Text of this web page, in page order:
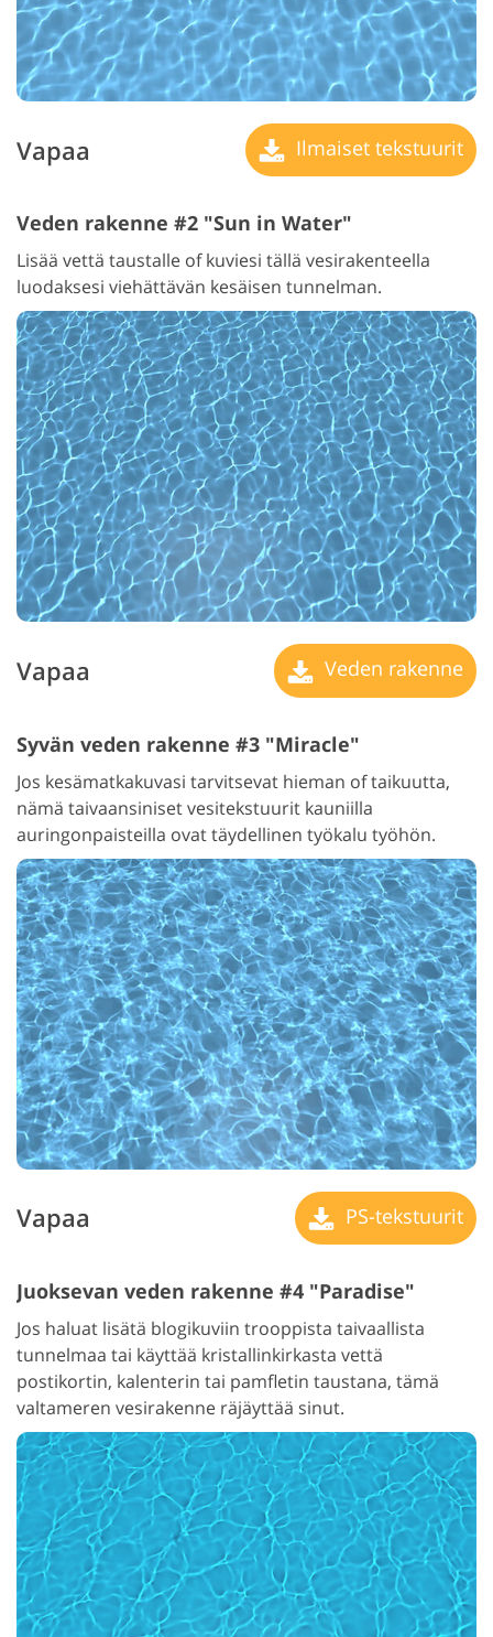
Vapaa Ilmaiset tekstuurit
Veden rakenne #2 "Sun in Water"
Lisää vettä taustalle of kuviesi tällä vesirakenteella
luodaksesi viehättävän kesäisen tunnelman.
Vapaa Veden rakenne
Syvän veden rakenne #3 "Miracle"
Jos kesämatkakuvasi tarvitsevat hieman of taikuutta,
nämä taivaansiniset vesitekstuurit kauniilla
auringonpaisteilla ovat täydellinen työkalu työhön.
Vapaa PS-tekstuurit
Juoksevan veden rakenne #4 "Paradise"
Jos haluat lisätä blogikuviin trooppista taivaallista
tunnelmaa tai käyttää kristallinkirkasta vettä
postikortin, kalenterin tai pamfletin taustana, tämä
valtameren vesirakenne räjäyttää sinut.